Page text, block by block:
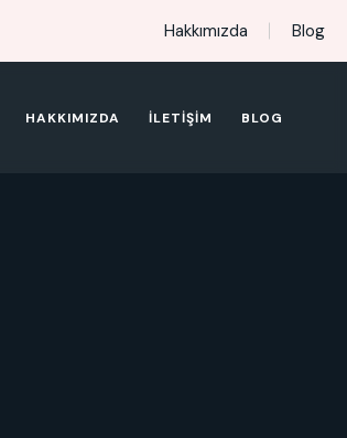
Hakkımızda Blog
HAKKIMIZDA İLETIŞIM BLOG